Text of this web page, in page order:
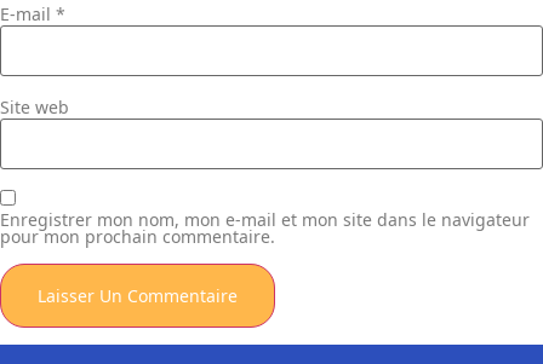
E-mail *
Site web
Enregistrer mon nom, mon e-mail et mon site dans le navigateur
pour mon prochain commentaire.